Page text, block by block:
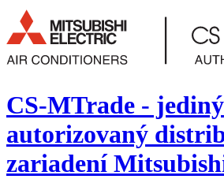
CS-MTrade - jediný
autorizovaný
zariadení